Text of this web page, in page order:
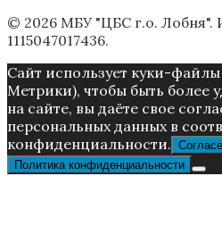
© 2026 МБУ "ЦБС г.о. Лобня".
1115047017436.
Caйт иcпoльзуeт куки-фaйлы
Метрики), чтoбы быть более
нa caйтe, вы дaётe cвoe
пepcoнaльныx дaнныx в
конфиденциальности.
Политика конфиденциальности